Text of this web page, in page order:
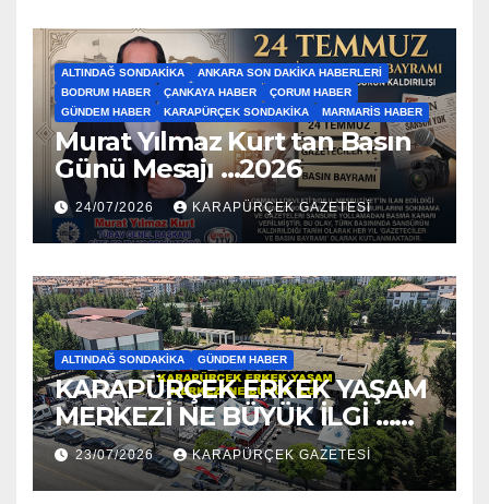
ALTINDAĞ SONDAKIKA
ANKARA SON DAKIKA HABERLERI
BODRUM HABER
ÇANKAYA HABER
ÇORUM HABER
GÜNDEM HABER
KARAPÜRÇEK SONDAKIKA MARMARIS HABER
Murat Yılmaz Kurt tan Basın
Günü Mesajı …2026
24/07/2026 KARAPÜRÇEK GAZETESİ
ALTINDAĞ SONDAKIKA GÜNDEM HABER
KARAPÜRÇEK ERKEK YAŞAM
MERKEZİ NE BÜYÜK İLGİ …
2026
23/07/2026 KARAPÜRÇEK GAZETESİ